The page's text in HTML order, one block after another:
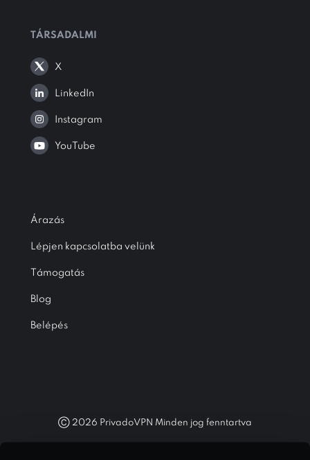
TÁRSADALMI
X
LinkedIn
Instagram
YouTube
Árazás
Lépjen kapcsolatba velünk
Támogatás
Blog
Belépés
Ⓒ 2026 PrivadoVPN Minden jog fenntartva